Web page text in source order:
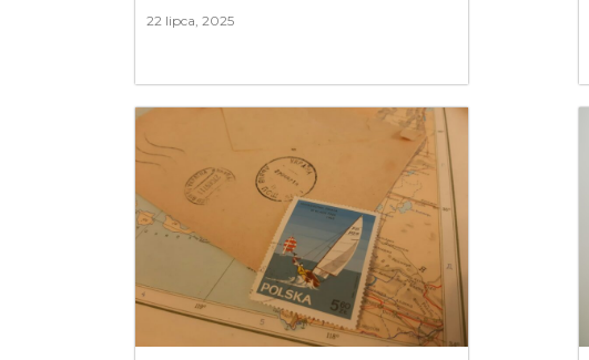
22 lipca, 2025